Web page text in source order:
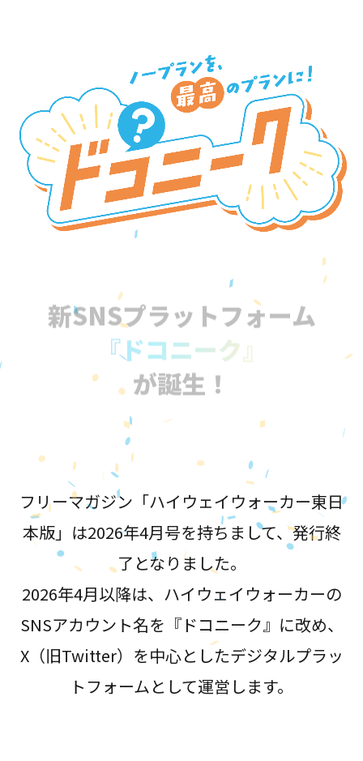
新SNSプラットフォーム
『ドコニーク』
が誕生！
フリーマガジン「ハイウェイウォーカー東日
本版」は2026年4月号を持ちまして、発行終
了となりました。
2026年4月以降は、ハイウェイウォーカーの
SNSアカウント名を『ドコニーク』に改め、
X（旧Twitter）を中心としたデジタルプラッ
トフォームとして運営します。